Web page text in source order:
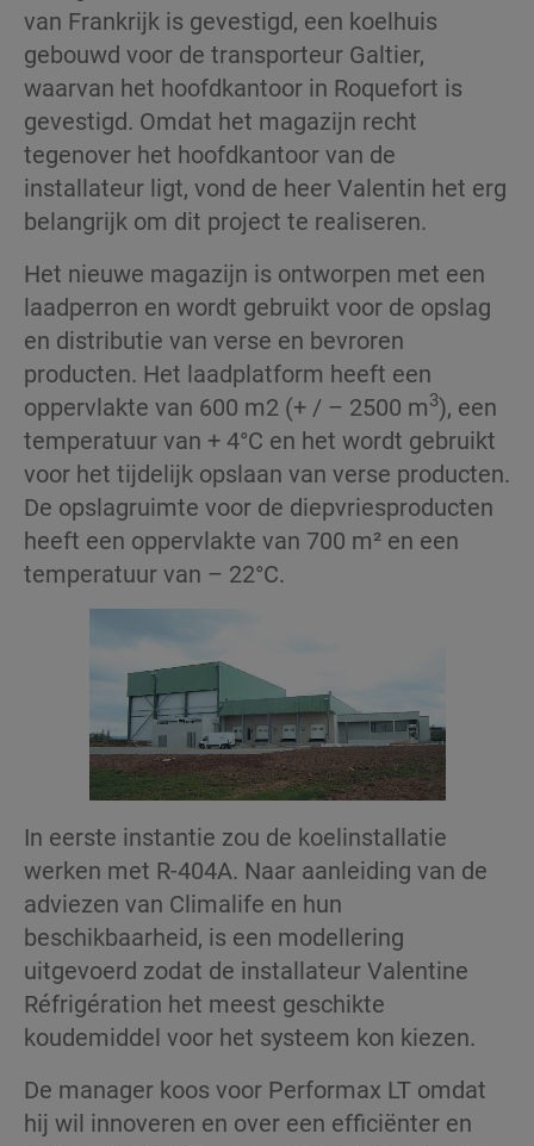
van Frankrijk is gevestigd, een koelhuis
gebouwd voor de transporteur Galtier,
waarvan het hoofdkantoor in Roquefort is
gevestigd. Omdat het magazijn recht
tegenover het hoofdkantoor van de
installateur ligt, vond de heer Valentin het erg
belangrijk om dit project te realiseren.
Het nieuwe magazijn is ontworpen met een
laadperron en wordt gebruikt voor de opslag
en distributie van verse en bevroren
producten. Het laadplatform heeft een
oppervlakte van 600 m2 (+ / – 2500 m3), een
temperatuur van + 4°C en het wordt gebruikt
voor het tijdelijk opslaan van verse producten.
De opslagruimte voor de diepvriesproducten
heeft een oppervlakte van 700 m² en een
temperatuur van – 22°C.
In eerste instantie zou de koelinstallatie
werken met R-404A. Naar aanleiding van de
adviezen van Climalife en hun
beschikbaarheid, is een modellering
uitgevoerd zodat de installateur Valentine
Réfrigération het meest geschikte
koudemiddel voor het systeem kon kiezen.
De manager koos voor Performax LT omdat
hij wil innoveren en over een efficiënter en